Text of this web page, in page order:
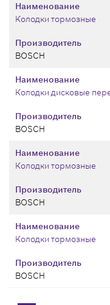
Производитель
BOSCH
Наименование
Колодки тормозные
Производитель
BOSCH
Наименование
Колодки дисковые
Производитель
BOSCH
Наименование
Колодки тормозные
Производитель
BOSCH
Наименование
Колодки тормозные